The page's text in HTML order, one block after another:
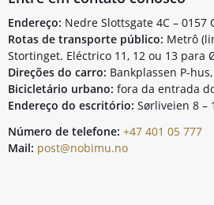
Endereço: Nedre Slottsgate 4C – 0157
Rotas de transporte público: Metrô
Stortinget. Eléctrico 11, 12 ou 13 para
Direções do carro: Bankplassen P-
Bicicletário urbano: fora da entrada
Endereço do escritório: Sørliveien 8 –
Número de telefone: +47 401 05 777
Mail: post@nobimu.no